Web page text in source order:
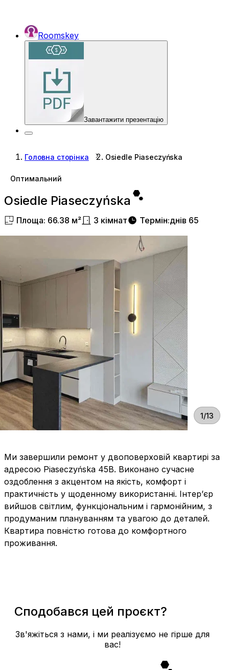
Roomskey
Завантажити презентацію
Головна сторінка Osiedle Piaseczyńska
Оптимальний
Osiedle Piaseczyńska
Площа: 66.38 м² 3 кімнат Термін:днів 65
1/13
Ми завершили ремонт у двоповерховій квартирі за
адресою Piaseczyńska 45B. Виконано сучасне
оздоблення з акцентом на якість, комфорт і
практичність у щоденному використанні. Інтер’єр
вийшов світлим, функціональним і гармонійним, з
продуманим плануванням та увагою до деталей.
Квартира повністю готова до комфортного
проживання.
Сподобався цей проєкт?
Зв'яжіться з нами, і ми реалізуємо не гірше для
вас!